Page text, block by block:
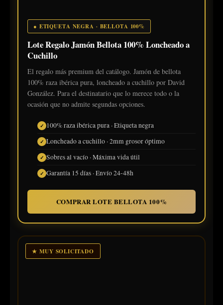
● ETIQUETA NEGRA · BELLOTA 100%
Lote Regalo Jamón Bellota 100% Loncheado a
Cuchillo
El regalo más premium del catálogo. Jamón de bellota
100% raza ibérica pura, loncheado a cuchillo por David
González. Para el destinatario que lo merece todo o la
ocasión que no admite segundas opciones.
100% raza ibérica pura · Etiqueta negra
Loncheado a cuchillo · 2mm grosor óptimo
Sobres al vacío · Máxima vida útil
Garantía 15 días · Envío 24-48h
COMPRAR LOTE BELLOTA 100%
★ MUY SOLICITADO